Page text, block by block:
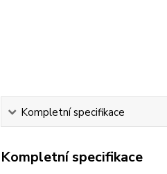
Kompletní specifikace
Kompletní specifikace